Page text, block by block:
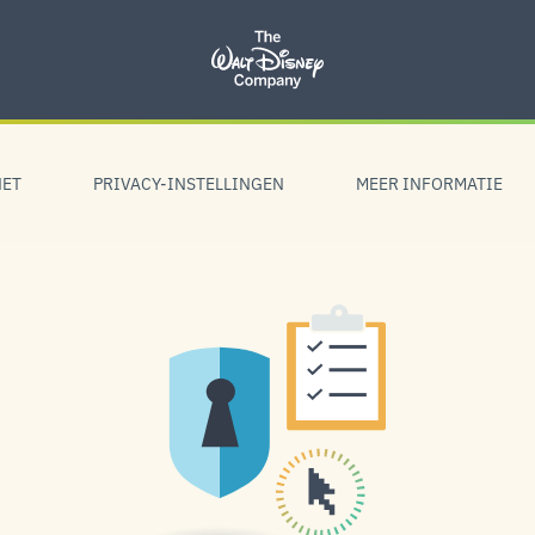
PRIVACY-INSTELLINGEN MEER INFORMATIE